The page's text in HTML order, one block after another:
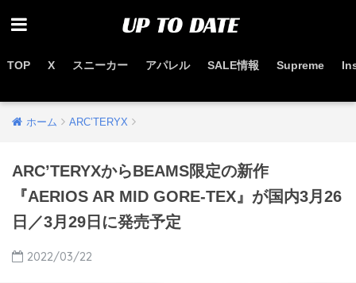
TOP X スニーカー アパレル SALE情報 Supreme
ホーム ARC’TERYX
ARC’TERYXからBEAMS限定の新作
『AERIOS AR MID GORE-TEX』が国内3月26
日／3月29日に発売予定
2022/03/22